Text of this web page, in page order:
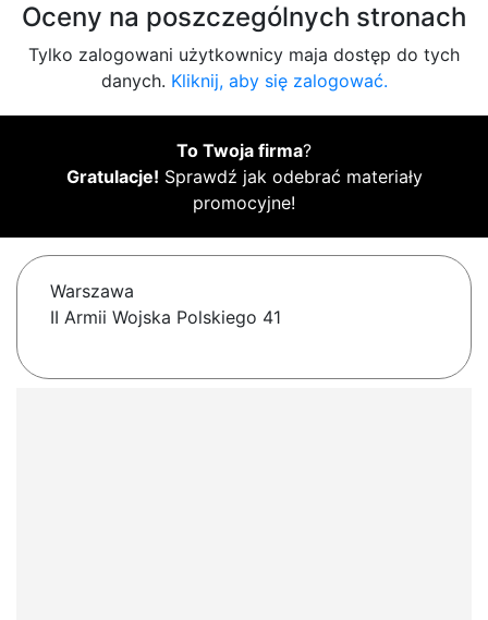
Oceny na poszczególnych stronach
Tylko zalogowani użytkownicy maja dostęp do tych
danych. Kliknij, aby się zalogować.
To Twoja firma?
Gratulacje! Sprawdź jak odebrać materiały
promocyjne!
Warszawa
II Armii Wojska Polskiego 41